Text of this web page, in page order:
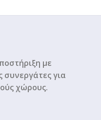
με
συνεργάτες για
χώρους.